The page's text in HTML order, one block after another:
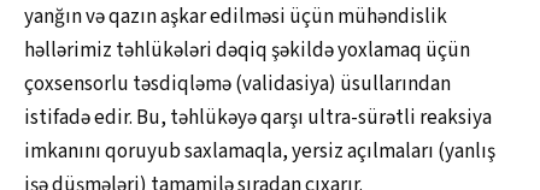
yanğın və qazın aşkar edilməsi üçün mühəndislik
həllərimiz təhlükələri dəqiq şəkildə yoxlamaq üçün
çoxsensorlu təsdiqləmə (validasiya) üsullarından
istifadə edir. Bu, təhlükəyə qarşı ultra-sürətli reaksiya
imkanını qoruyub saxlamaqla, yersiz açılmaları (yanlış